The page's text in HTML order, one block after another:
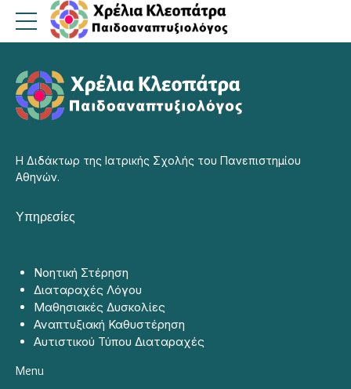
Η Διδάκτωρ της Ιατρικής Σχολής του Πανεπιστημίου
Αθηνών.
Υπηρεσίες
Νοητική Στέρηση
Διαταραχές Λόγου
Μαθησιακές Δυσκολίες
Αναπτυξιακή Καθυστέρηση
Αυτιστικού Τύπου Διαταραχές
Menu